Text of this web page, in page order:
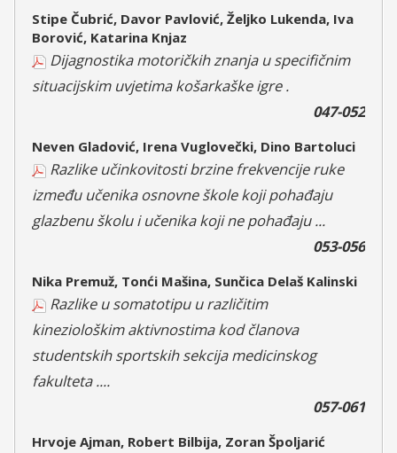
Stipe Čubrić, Davor Pavlović, Željko Lukenda, Iva
Borović, Katarina Knjaz
Dijagnostika motoričkih znanja u specifičnim
situacijskim uvjetima košarkaške igre .
047-052
Neven Gladović, Irena Vuglovečki, Dino Bartoluci
Razlike učinkovitosti brzine frekvencije ruke
između učenika osnovne škole koji pohađaju
glazbenu školu i učenika koji ne pohađaju ...
053-056
Nika Premuž, Tonći Mašina, Sunčica Delaš Kalinski
Razlike u somatotipu u različitim
kineziološkim aktivnostima kod članova
studentskih sportskih sekcija medicinskog
fakulteta ....
057-061
Hrvoje Ajman, Robert Bilbija, Zoran Špoljarić